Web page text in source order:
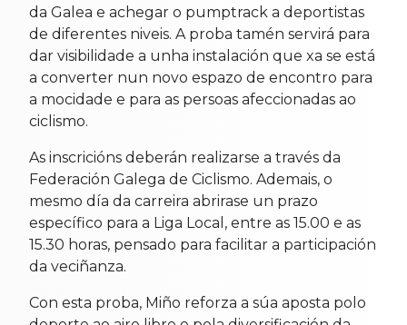
da Galea e achegar o pumptrack a deportistas
de diferentes niveis. A proba tamén servirá para
dar visibilidade a unha instalación que xa se está
a converter nun novo espazo de encontro para
a mocidade e para as persoas afeccionadas ao
ciclismo.
As inscricións deberán realizarse a través da
Federación Galega de Ciclismo. Ademais, o
mesmo día da carreira abrirase un prazo
específico para a Liga Local, entre as 15.00 e as
15.30 horas, pensado para facilitar a participación
da veciñanza.
Con esta proba, Miño reforza a súa aposta polo